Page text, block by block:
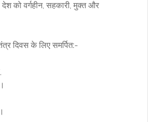
को वर्गहीन, सहकारी, मुक्त और
दिवस के लिए समर्पित:-